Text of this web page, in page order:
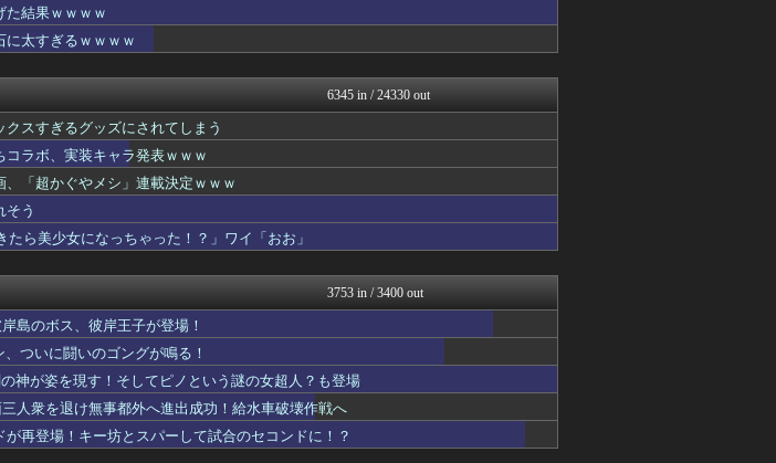
ｗｗｗ
わんこーる速報！
【予約開始】
ぼく「どれどれ…」ガキ「ニコニ...
わんこーる速報！
、とんでもない姿で発見される…...
デジタルニューススレッド
らあと900年ぐらい生きるんだ...
これわかるの？」
わんこーる速報！
シ」連載決定ｗｗｗ
！！コメント”一覧ｗｗｗｗ
ラを追加してしまうｗｗｗ
、眠る財宝……心躍る要素が目白押...
ニュー速VIPブログ(`･...
らない・・・
話 感想まとめ
ヒーローNEWS
ベントなし…？？
コンテンツ・声優 | ラブ...
てる作品リストｗｗｗｗｗ
ぴこ速(〃'∇'〃)？
ちイラストを公開
あぁ^～こころがぴょんぴょ...
す方法
それからの出来事() アイ...
るだろ…
ガンダムブログ（情報戦仕様...
どれが好きや？
わんこーる速報！
アニゲー速報
た結果ｗｗｗｗ
に太すぎるｗｗｗｗ
6345 in / 24330 out
クスすぎるグッズにされてしまう
コラボ、実装キャラ発表ｗｗｗ
、「超かぐやメシ」連載決定ｗｗｗ
そう
たら美少女になっちゃった！？」ワイ「おお」
3753 in / 3400 out
島のボス、彼岸王子が登場！
ついに闘いのゴングが鳴る！
神が姿を現す！そしてピノという謎の女超人？も登場
人衆を退け無事都外へ進出成功！給水車破壊作戦へ
再登場！キー坊とスパーして試合のセコンドに！？